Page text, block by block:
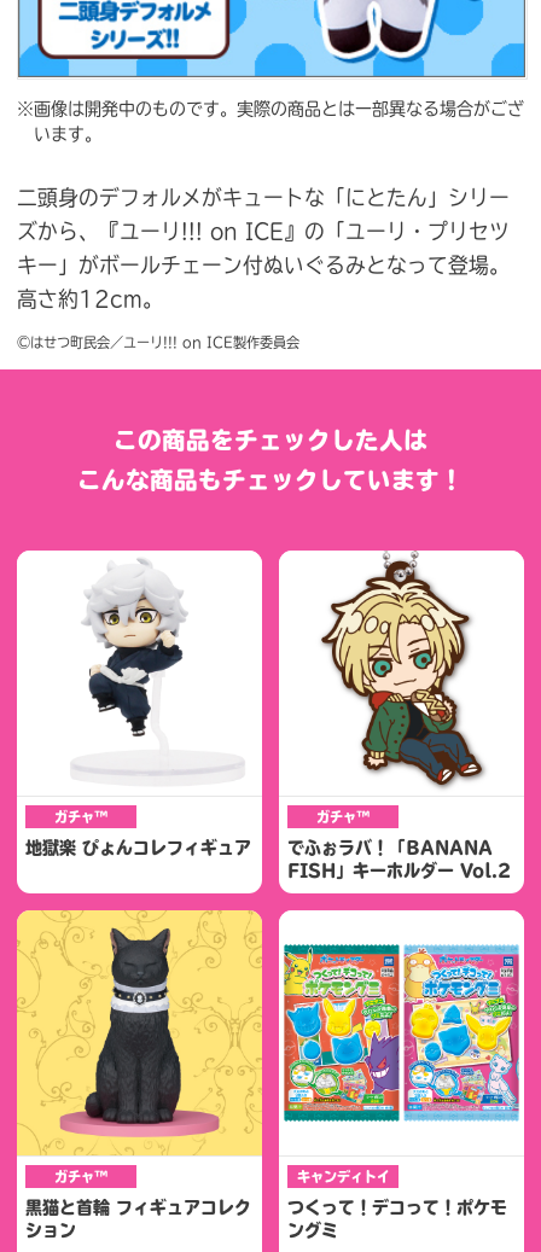
※画像は開発中のものです。実際の商品とは一部異なる場合がござ
います。
二頭身のデフォルメがキュートな「にとたん」シリー
ズから、『ユーリ!!! on ICE』の「ユーリ・プリセツ
キー」がボールチェーン付ぬいぐるみとなって登場。
高さ約12cm。
©はせつ町民会／ユーリ!!! on ICE製作委員会
この商品をチェックした人は
こんな商品もチェックしています！
ガチャ™
地獄楽 ぴょんコレフィギュア
ガチャ™
でふぉラバ！「BANANA
FISH」キーホルダー Vol.2
ガチャ™
黒猫と首輪 フィギュアコレク
ション
キャンディトイ
つくって！デコって！ポケモ
ングミ